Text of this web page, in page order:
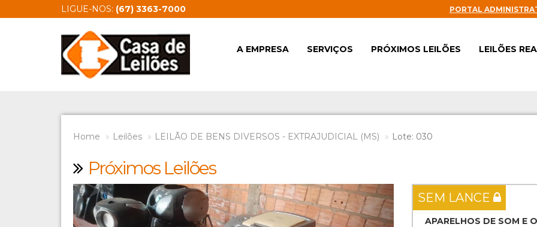
LIGUE-NOS: (67) 3363-7000 PORTAL
A EMPRESA SERVIÇOS PRÓXIMOS LEILÕES LEILÕES
Home Leilões LEILÃO DE BENS DIVERSOS - EXTRAJUDICIAL (MS) Lote: 030
Próximos Leilões
Previous Next SEM LANCE
APARELHOS DE SOM E